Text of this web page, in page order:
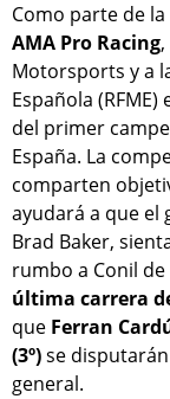
Como parte de
AMA Pro Racing
Motorsports y a
Española
del primer
España. La
comparten
ayudará a que el
Brad Baker,
rumbo a Conil
última carrera
que Ferran
(3º)se
general.